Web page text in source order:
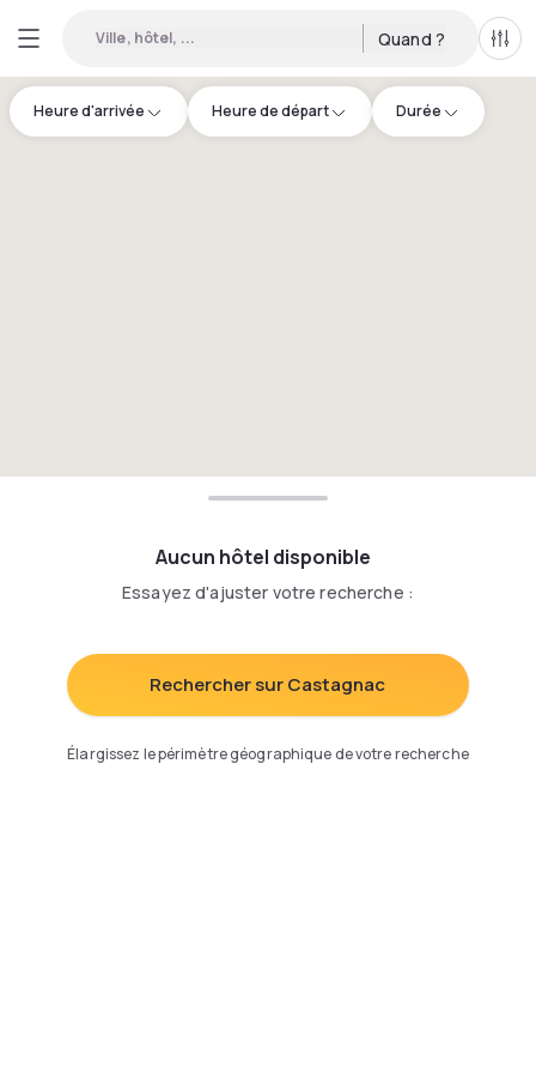
Ville, hôtel, ... Quand ?
Heure d'arrivée Heure de départ Durée
Aucun hôtel disponible
Essayez d'ajuster votre recherche :
Rechercher sur Castagnac
Élargissez le périmètre géographique de votre recherche